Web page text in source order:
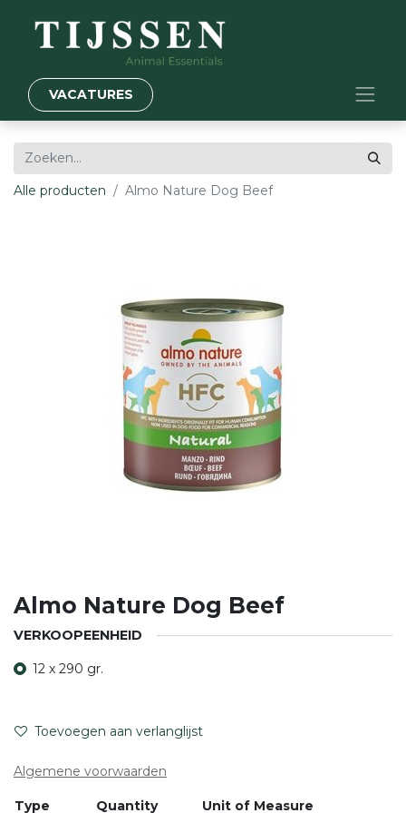
VACATURES
Alle producten Almo Nature Dog Beef
Almo Nature Dog Beef
VERKOOPEENHEID
12 x 290 gr.
Toevoegen aan verlanglijst
Algemene voorwaarden
Type Quantity Unit of Measure